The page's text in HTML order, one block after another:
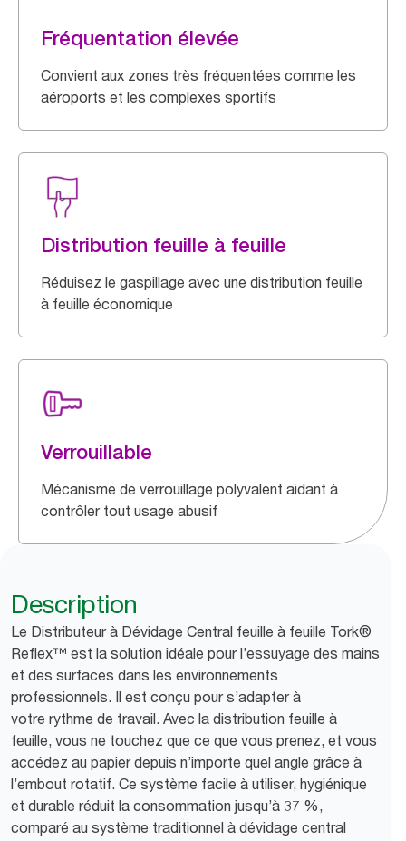
Fréquentation élevée
Convient aux zones très fréquentées comme les
aéroports et les complexes sportifs
Distribution feuille à feuille
Réduisez le gaspillage avec une distribution feuille
à feuille économique
Verrouillable
Mécanisme de verrouillage polyvalent aidant à
contrôler tout usage abusif
Description
Le Distributeur à Dévidage Central feuille à feuille Tork®
Reflex™ est la solution idéale pour l’essuyage des mains
et des surfaces dans les environnements
professionnels. Il est conçu pour s’adapter à
votre rythme de travail. Avec la distribution feuille à
feuille, vous ne touchez que ce que vous prenez, et vous
accédez au papier depuis n’importe quel angle grâce à
l’embout rotatif. Ce système facile à utiliser, hygiénique
et durable réduit la consommation jusqu’à 37 %,
comparé au système traditionnel à dévidage central